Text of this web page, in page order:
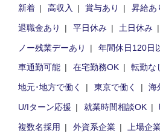
新着 高収入 賞与あり 昇給あ
退職金あり
平日休み 土日休み
ノー残業デーあり
年間休日120日
車通勤可能
在宅勤務OK 転勤な
地元･地方で働く
東京で働く
海
U/Iターン応援
就業時間相談OK
複数名採用
外資系企業 上場企